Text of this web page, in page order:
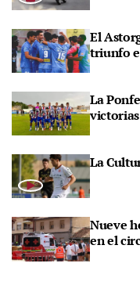
El
triunfo
La
victorias
La
Nueve
en el